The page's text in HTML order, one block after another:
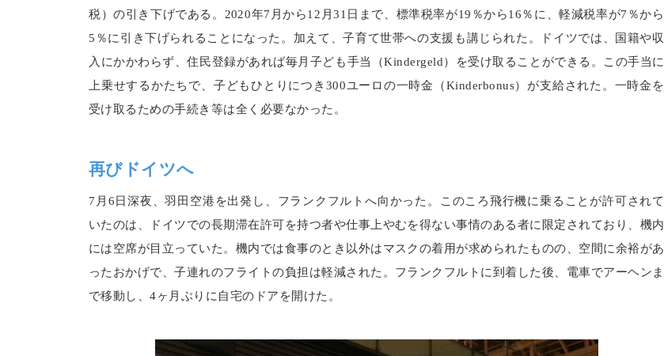
税）の引き下げである。2020年7月から12月31日まで、標準税率が19％から16％に、軽減税率が7％から
5％に引き下げられることになった。加えて、子育て世帯への支援も講じられた。ドイツでは、国籍や収
入にかかわらず、住民登録があれば毎月子ども手当（Kindergeld）を受け取ることができる。この手当に
上乗せするかたちで、子どもひとりにつき300ユーロの一時金（Kinderbonus）が支給された。一時金を
受け取るための手続き等は全く必要なかった。
再びドイツへ
7月6日深夜、羽田空港を出発し、フランクフルトへ向かった。このころ飛行機に乗ることが許可されて
いたのは、ドイツでの長期滞在許可を持つ者や仕事上やむを得ない事情のある者に限定されており、機内
には空席が目立っていた。機内では食事のとき以外はマスクの着用が求められたものの、空間に余裕があ
ったおかげで、子連れのフライトの負担は軽減された。フランクフルトに到着した後、電車でアーヘンま
で移動し、4ヶ月ぶりに自宅のドアを開けた。